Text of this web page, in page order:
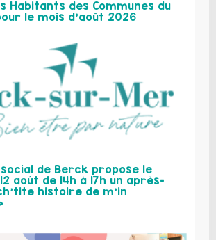
Habitants des Communes du
le mois d’août 2026
de Berck propose le
août de 14h à 17h un après-
histoire de m’in